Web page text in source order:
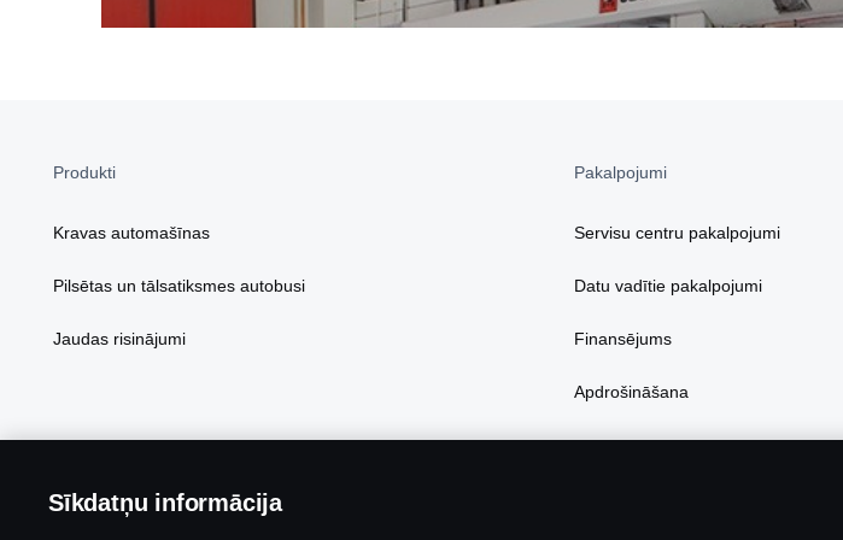
Produkti
Kravas automašīnas
Pilsētas un tālsatiksmes autobusi
Jaudas risinājumi
Pakalpojumi
Servisu centru pakalpojumi
Datu vadītie pakalpojumi
Finansējums
Apdrošināšana
Sīkdatņu informācija